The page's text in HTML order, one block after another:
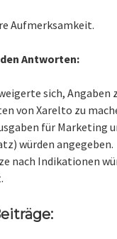
Aufmerksamkeit.
Antworten:
sich, Angaben
von Xarelto zu
für Marketing
würden angegeben.
nach Indikationen